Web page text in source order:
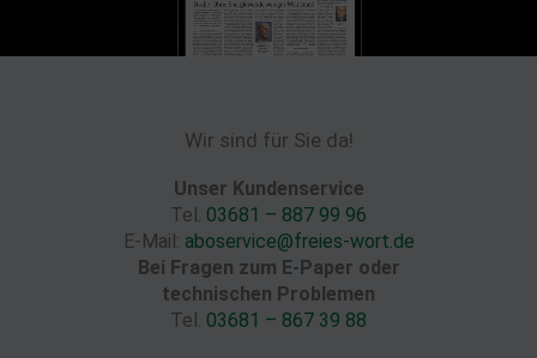
Wir sind für Sie da!
Unser Kundenservice
Tel. 03681 – 887 99 96
E-Mail: aboservice@freies-wort.de
Bei Fragen zum E-Paper oder
technischen Problemen
Tel. 03681 – 867 39 88